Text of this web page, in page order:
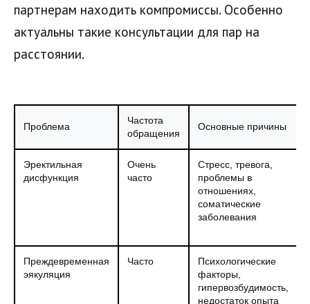
партнерам находить компромиссы. Особенно
актуальны такие консультации для пар на
расстоянии.
Проблема
Частота
обращения
Основные причины
Эректильная
дисфункция
Очень
часто
Стресс, тревога,
проблемы в
отношениях,
соматические
заболевания
Преждевременная
эякуляция
Часто
Психологические
факторы,
гипервозбудимость,
недостаток опыта